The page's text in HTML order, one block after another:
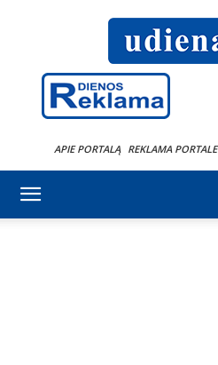
APIE PORTALĄ REKLAMA PORTALE